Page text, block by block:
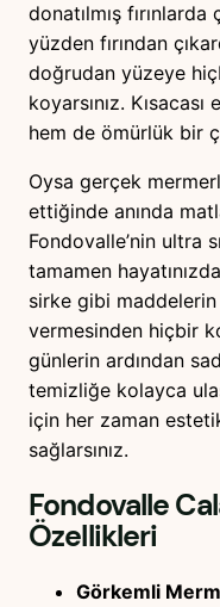
donatılmış
yüzden fırından
doğrudan yüzeye
koyarsınız.
hem de ömürlük bir
Oysa gerçek
ettiğinde anında
Fondovalle’nin ultra
tamamen
sirke gibi maddelerin
vermesinden hiçbir
günlerin ardından
temizliğe kolayca
için her zaman
sağlarsınız.
Fondovalle
Özellikleri
Görkemli